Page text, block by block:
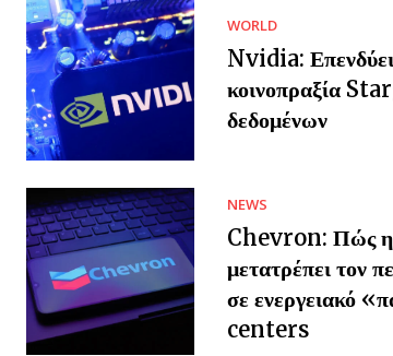
WORLD
Nvidia:
κοινοπραξία
δεδομένων
NEWS
Chevron: Πώς η
μετατρέπει τον
σε ενεργειακό
centers